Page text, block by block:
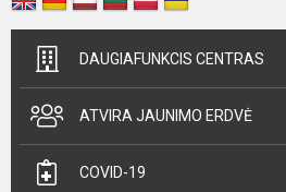
DAUGIAFUNKCIS CENTRAS
ATVIRA JAUNIMO ERDVĖ
COVID-19